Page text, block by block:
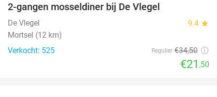
2-gangen mosseldiner bij De Vlegel
De Vlegel 9.4 star
Mortsel (12 km)
Verkocht: 525
Regulier €34,50
€21 ,50